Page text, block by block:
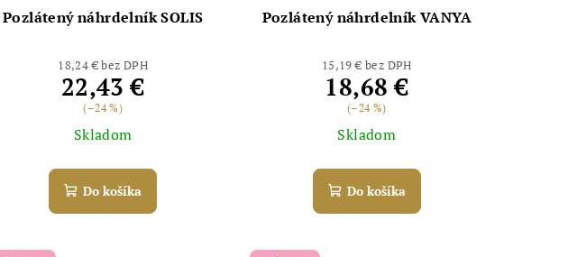
Pozlátený náhrdelník SOLIS
18,24 € bez DPH
22,43 €
(–24 %)
Skladom
Do košíka
Pozlátený náhrdelník VANYA
15,19 € bez DPH
18,68 €
(–24 %)
Skladom
Do košíka